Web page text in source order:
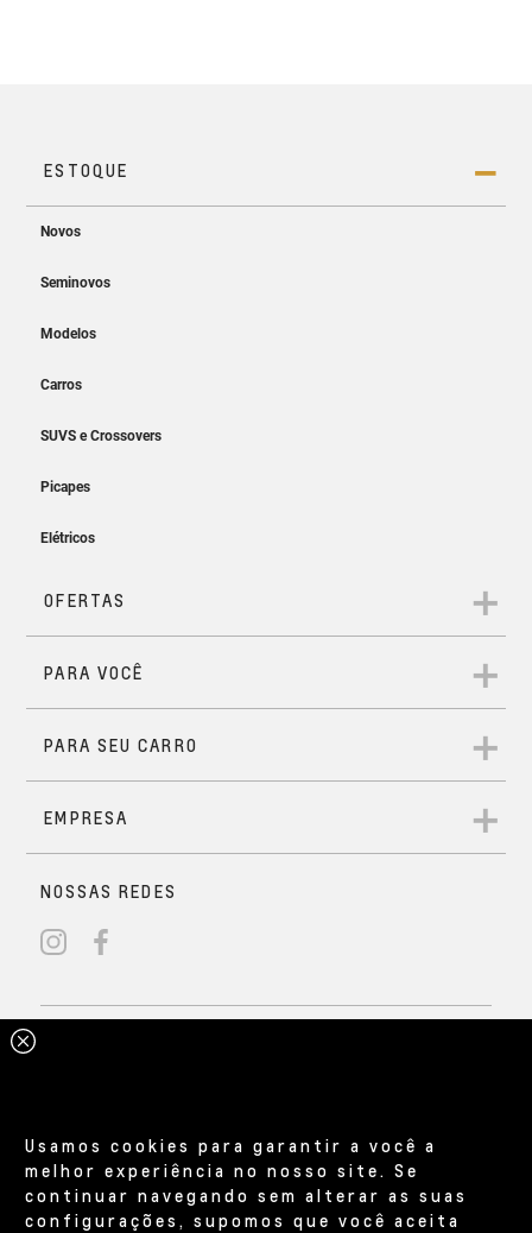
Usamos cookies para garantir a você a
melhor experiência no nosso site. Se
continuar navegando sem alterar as suas
configurações, supomos que você aceita